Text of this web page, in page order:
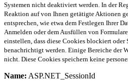
Systemen nicht deaktiviert werden. In der
Reaktion auf von Ihnen getätigte Aktionen
entsprechen, wie etwa dem Festlegen Ihrer
Anmelden oder dem Ausfüllen von
einstellen, dass diese Cookies blockiert oder
benachrichtigt werden. Einige Bereiche der
nicht. Diese Cookies speichern keine
Name: ASP.NET_SessionId